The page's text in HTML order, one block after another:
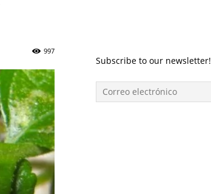
997
Subscribe to our newsletter!